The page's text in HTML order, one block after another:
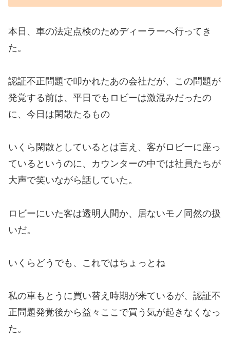
本日、車の法定点検のためディーラーへ行ってき
た。
認証不正問題で叩かれたあの会社だが、この問題が
発覚する前は、平日でもロビーは激混みだったの
に、今日は閑散たるもの
いくら閑散としているとは言え、客がロビーに座っ
ているというのに、カウンターの中では社員たちが
大声で笑いながら話していた。
ロビーにいた客は透明人間か、居ないモノ同然の扱
いだ。
いくらどうでも、これではちょっとね
私の車もとうに買い替え時期が来ているが、認証不
正問題発覚後から益々ここで買う気が起きなくなっ
た。